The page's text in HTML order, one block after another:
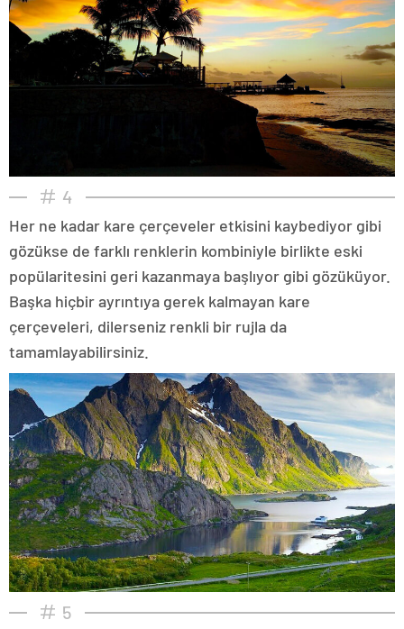
4
Her ne kadar kare çerçeveler etkisini kaybediyor gibi
gözükse de farklı renklerin kombiniyle birlikte eski
popülaritesini geri kazanmaya başlıyor gibi gözüküyor.
Başka hiçbir ayrıntıya gerek kalmayan kare
çerçeveleri, dilerseniz renkli bir rujla da
tamamlayabilirsiniz.
5